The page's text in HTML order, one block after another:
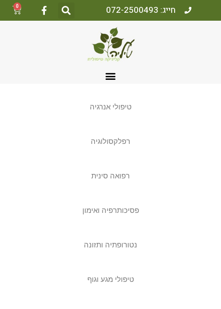
חייג: 072-2500493 0
טיפולי אנרגיה
רפלקסולוגיה
רפואה סינית
פסיכותרפיה ואימון
נטורופתיה ותזונה
טיפולי מגע וגוף